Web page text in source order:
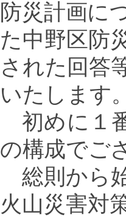
防災計画に
た中野区防
された回答
いたします。
初めに１
の構成でご
総則から
火山災害対